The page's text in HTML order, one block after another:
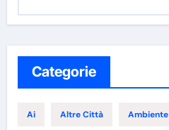
Categorie
Ai Altre Città Ambiente